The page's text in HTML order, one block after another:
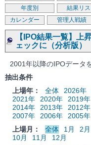
年度別
結果リス
カレンダー
管理人戦績
【IPO結果一覧】上
ェックに（分析版）
2001年以降のIPOデータ
抽出条件
上場年：
全体 2026年
2021年
2020年 2019年
2014年
2013年 2012年
2007年
2006年 2005年
上場月：
全体 1月 2月
10月
11月
12月